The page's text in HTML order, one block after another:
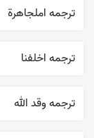
ترجمه املجاهرة
ترجمه اخلفنا
ترجمه وقد الله